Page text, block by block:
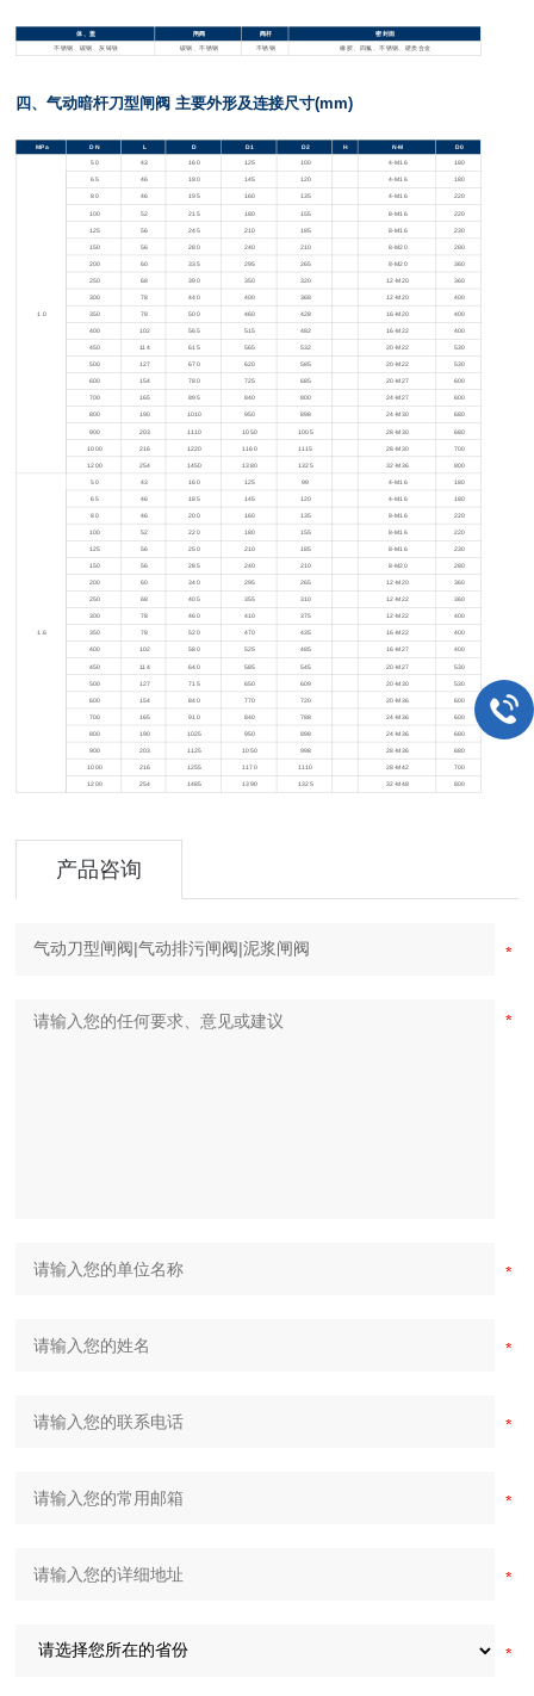
体、盖 闸阀 阀杆
密封面
不锈钢、碳钢、灰铸铁
碳钢、不锈钢 不锈钢 橡胶、四氟、不锈钢、硬质合金
四、气动暗杆刀型闸阀 主要外形及连接尺寸(mm)
MPa DN L D D1 D2 H N-M D0
1.0
50 43 160 125 100 4-M16 180
65 46 180 145 120 4-M16 180
80 46 195 160 135 4-M16 220
100 52 215 180 155 8-M16 220
125 56 245 210 185 8-M16 230
150 56 280 240 210 8-M20 280
200 60 335 295 265 8-M20 360
250 68 390 350 320 12-M20 360
300 78 440 400 368 12-M20 400
350 78 500 460 428 16-M20 400
400 102 565 515 482 16-M22 400
450 114 615 565 532 20-M22 530
500 127 670 620 585 20-M22 530
600 154 780 725 685 20-M27 600
700 165 895 840 800 24-M27 600
800 190 1010 950 898 24-M30 680
900 203 1110 1050 1005 28-M30 680
1000 216 1220 1160 1115 28-M30 700
1200 254 1450 1380 1325 32-M36 800
1.6
50 43 160 125 99 4-M16 180
65 46 185 145 120 4-M16 180
80 46 200 160 135 8-M16 220
100 52 220 180 155 8-M16 220
125 56 250 210 185 8-M16 230
150 56 285 240 210 8-M20 280
200 60 340 295 265 12-M20 360
250 68 405 355 310 12-M22 360
300 78 460 410 375 12-M22 400
350 78 520 470 435 16-M22 400
400 102 580 525 485 16-M27 400
450 114 640 585 545 20-M27 530
500 127 715 650 609 20-M30 530
600 154 840 770 720 20-M36 600
700 165 910 840 788 24-M36 600
800 190 1025 950 898 24-M36 680
900 203 1125 1050 998 28-M36 680
1000 216 1255 1170 1110 28-M42 700
1200 254 1485 1390 1325 32-M48 800
产品咨询